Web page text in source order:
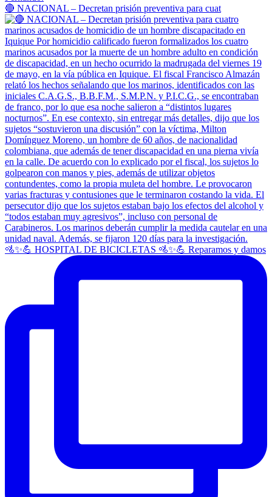
🔴 NACIONAL – Decretan prisión preventiva para cuat
🚵✨💪 HOSPITAL DE BICICLETAS 🚵✨💪 Reparamos y damos